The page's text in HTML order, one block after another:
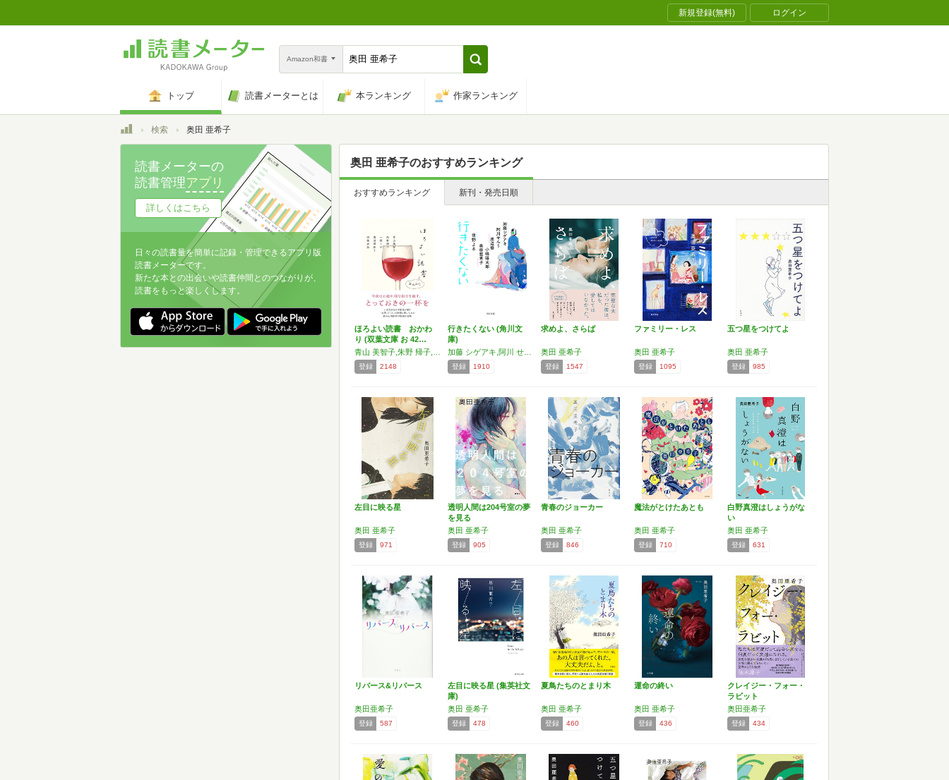
新規登録(無料) ログイン
Amazon和書
トップ 読書メーターとは 本ランキング 作家ランキング
トップ検索 奥田 亜希子
奥田 亜希子のおすすめランキング
おすすめランキング 新刊・発売日順
ほろよい読書 おかわ
り (双葉文庫 お 42…
登録 2148
行きたくない (角川文
庫)
登録 1910
求めよ、さらば
奥田 亜希子
登録 1547
ファミリー・レス
奥田 亜希子
登録 1095
五つ星をつけてよ
奥田 亜希子
登録 985
左目に映る星
奥田 亜希子
登録 971
透明人間は204号室の夢
を見る
奥田 亜希子
登録 905
青春のジョーカー
奥田 亜希子
登録 846
魔法がとけたあとも
奥田 亜希子
登録 710
白野真澄はしょうがな
い
奥田 亜希子
登録 631
リバース&リバース
奥田亜希子
登録 587
左目に映る星 (集英社文
庫)
奥田 亜希子
登録 478
夏鳥たちのとまり木
奥田 亜希子
登録 460
運命の終い
奥田 亜希子
登録 436
クレイジー・フォー・
ラビット
奥田亜希子
登録 434
読書メーターの
読書管理アプリ
詳しくはこちら
日々の読書量を簡単に記録・管理できるアプリ版
読書メーターです。
新たな本との出会いや読書仲間とのつながりが、
読書をもっと楽しくします。